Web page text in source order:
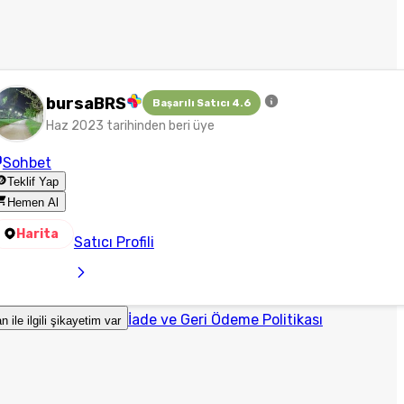
bursaBRS Başarılı Satıcı 4.6
Haz 2023 tarihinden beri üye
Sohbet
Teklif Yap
Hemen Al
Harita Satıcı Profili
ile ilgili şikayetim var İade ve Geri Ödeme Politikası